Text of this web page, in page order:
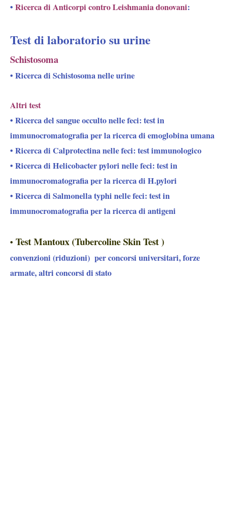
• Ricerca di Anticorpi contro Leishmania donovani:
Test di laboratorio su urine
Schistosoma
• Ricerca di Schistosoma nelle urine
Altri test
• Ricerca del sangue occulto nelle feci: test in
immunocromatografia per la ricerca di emoglobina umana
• Ricerca di Calprotectina nelle feci: test immunologico
• Ricerca di Helicobacter pylori nelle feci: test in
immunocromatografia per la ricerca di H.pylori
• Ricerca di Salmonella typhi nelle feci: test in
immunocromatografia per la ricerca di antigeni
• Test Mantoux(Tubercoline Skin Test )
convenzioni (riduzioni) per concorsi universitari, forze
armate, altri concorsi di stato